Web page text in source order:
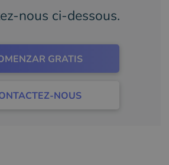
nous ci-dessous.
GRATIS
NOUS